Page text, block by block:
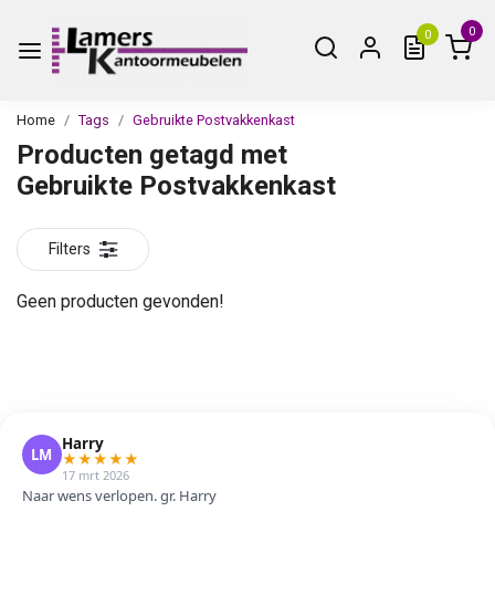
0 0
Home Tags Gebruikte Postvakkenkast
Producten getagd met
Gebruikte Postvakkenkast
Filters
Geen producten gevonden!
LM
Harry
★★★★★
17 mrt 2026
Naar wens verlopen. gr. Harry